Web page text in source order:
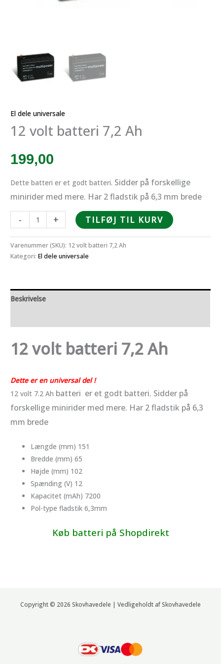
El dele universale
12 volt batteri 7,2 Ah
199,00
Dette batteri er et godt batteri. Sidder på forskellige
minirider med mere. Har 2 fladstik på 6,3 mm brede
-
volt
batteri
7,2
+ TILFØJ TIL KURV
Varenummer (SKU): 12 volt batteri 7,2 Ah
Kategori:El dele universale
Beskrivelse
12 volt batteri 7,2 Ah
Dette er en universal del !
12 volt 7.2 Ah batteri er et godt batteri. Sidder på
forskellige minirider med mere. Har 2 fladstik på 6,3
mm brede
Længde (mm) 151
Bredde (mm) 65
Højde (mm) 102
Spænding (V) 12
Kapacitet (mAh) 7200
Pol-type fladstik 6,3mm
Køb batteri på Shopdirekt
Copyright © 2026 Skovhavedele | Vedligeholdt af Skovhavedele